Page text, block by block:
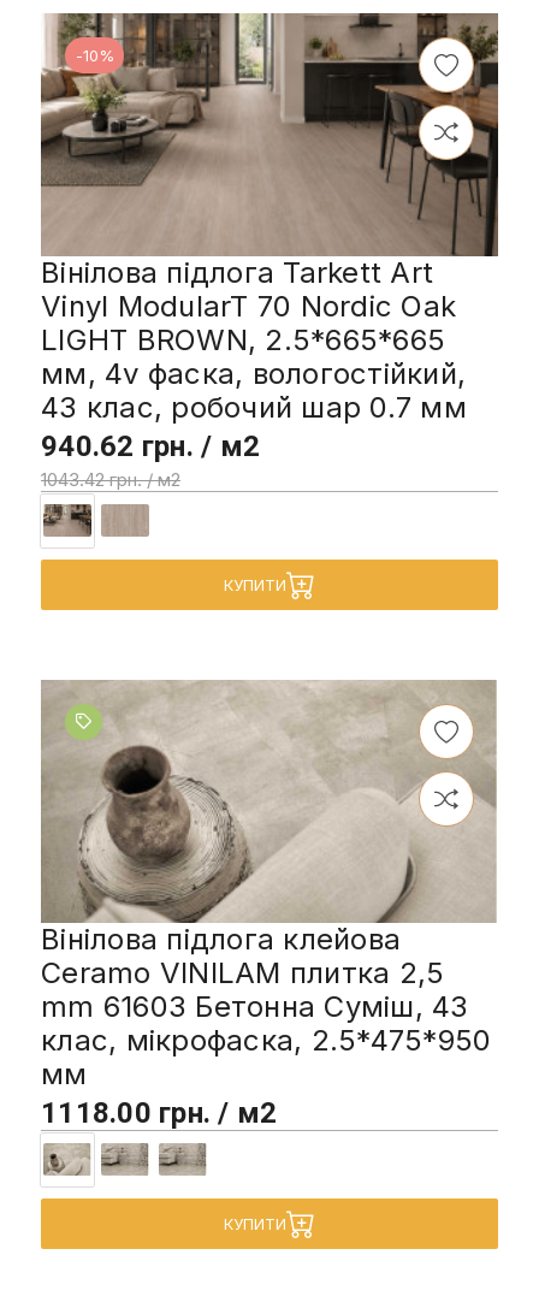
-10%
Вінілова підлога Tarkett Art
Vinyl ModularT 70 Nordic Oak
LIGHT BROWN, 2.5*665*665
мм, 4v фаска, вологостійкий,
43 клас, робочий шар 0.7 мм
940.62 грн. / м2
1043.42 грн. / м2
КУПИТИ
Вінілова підлога клейова
Ceramo VINILAM плитка 2,5
mm 61603 Бетонна Суміш, 43
клас, мікрофаска, 2.5*475*950
мм
1118.00 грн. / м2
КУПИТИ